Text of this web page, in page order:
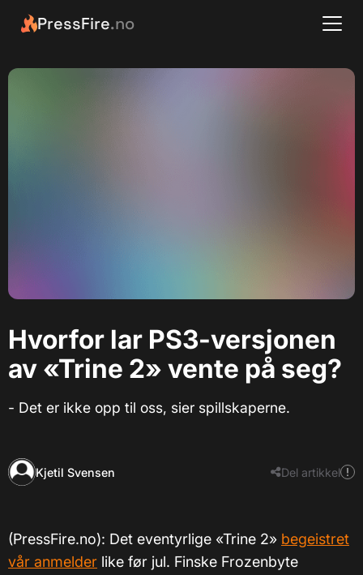
PressFire.no
Hvorfor lar PS3-versjonen
av «Trine 2» vente på seg?
- Det er ikke opp til oss, sier spillskaperne.
Kjetil Svensen Del artikkel
(PressFire.no): Det eventyrlige «Trine 2» begeistret
vår anmelder like før jul. Finske Frozenbyte